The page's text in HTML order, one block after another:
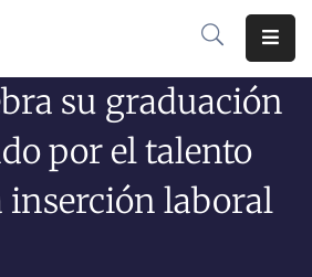
su graduación
por el talento
inserción laboral